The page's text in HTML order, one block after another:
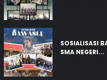
SOSIALISASI
SMA NEGERI...